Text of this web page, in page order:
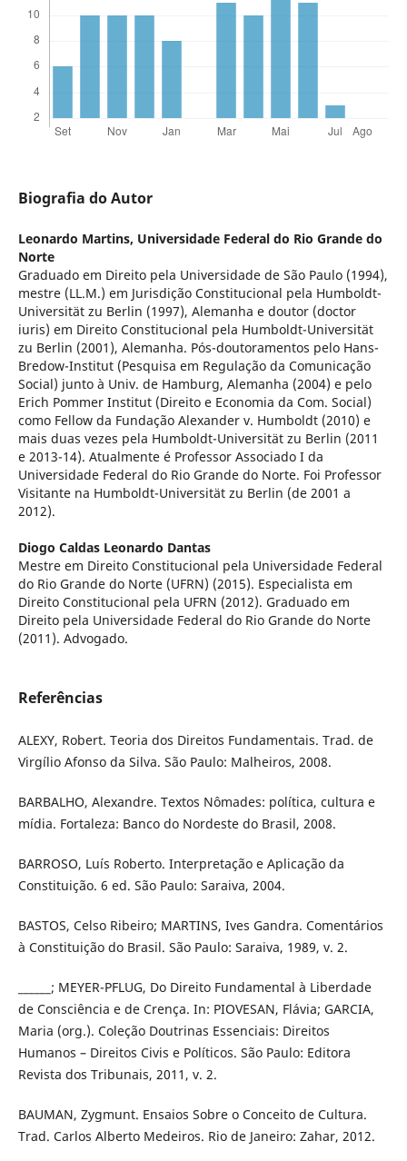
Biografia do Autor
Leonardo Martins, Universidade Federal do Rio Grande do
Norte
Graduado em Direito pela Universidade de São Paulo (1994),
mestre (LL.M.) em Jurisdição Constitucional pela Humboldt-
Universität zu Berlin (1997), Alemanha e doutor (doctor
iuris) em Direito Constitucional pela Humboldt-Universität
zu Berlin (2001), Alemanha. Pós-doutoramentos pelo Hans-
Bredow-Institut (Pesquisa em Regulação da Comunicação
Social) junto à Univ. de Hamburg, Alemanha (2004) e pelo
Erich Pommer Institut (Direito e Economia da Com. Social)
como Fellow da Fundação Alexander v. Humboldt (2010) e
mais duas vezes pela Humboldt-Universität zu Berlin (2011
e 2013-14). Atualmente é Professor Associado I da
Universidade Federal do Rio Grande do Norte. Foi Professor
Visitante na Humboldt-Universität zu Berlin (de 2001 a
2012).
Diogo Caldas Leonardo Dantas
Mestre em Direito Constitucional pela Universidade Federal
do Rio Grande do Norte (UFRN) (2015). Especialista em
Direito Constitucional pela UFRN (2012). Graduado em
Direito pela Universidade Federal do Rio Grande do Norte
(2011). Advogado.
Referências
ALEXY, Robert. Teoria dos Direitos Fundamentais. Trad. de
Virgílio Afonso da Silva. São Paulo: Malheiros, 2008.
BARBALHO, Alexandre. Textos Nômades: política, cultura e
mídia. Fortaleza: Banco do Nordeste do Brasil, 2008.
BARROSO, Luís Roberto. Interpretação e Aplicação da
Constituição. 6 ed. São Paulo: Saraiva, 2004.
BASTOS, Celso Ribeiro; MARTINS, Ives Gandra. Comentários
à Constituição do Brasil. São Paulo: Saraiva, 1989, v. 2.
______; MEYER-PFLUG, Do Direito Fundamental à Liberdade
de Consciência e de Crença. In: PIOVESAN, Flávia; GARCIA,
Maria (org.). Coleção Doutrinas Essenciais: Direitos
Humanos – Direitos Civis e Políticos. São Paulo: Editora
Revista dos Tribunais, 2011, v. 2.
BAUMAN, Zygmunt. Ensaios Sobre o Conceito de Cultura.
Trad. Carlos Alberto Medeiros. Rio de Janeiro: Zahar, 2012.